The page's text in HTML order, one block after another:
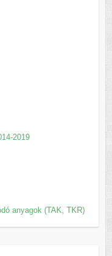
2019
anyagok (TAK, TKR)